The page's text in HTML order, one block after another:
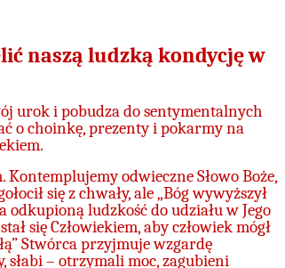
naszą ludzką kondycję w
urok i pobudza do sentymentalnych
o choinkę, prezenty i pokarmy na
odwieczne Słowo Boże,
się z chwały, ale „Bóg wywyższył
ludzkość do udziału w Jego
się Człowiekiem, aby człowiek mógł
Stwórca przyjmuje wzgardę
słabi – otrzymali moc, zagubieni